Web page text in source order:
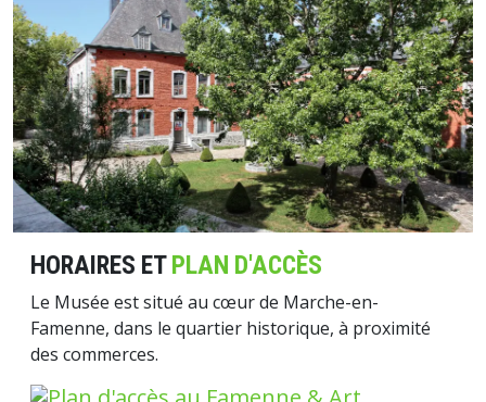
HORAIRES ETPLAN D'ACCÈS
Le Musée est situé au cœur de Marche-en-
Famenne, dans le quartier historique, à proximité
des commerces.